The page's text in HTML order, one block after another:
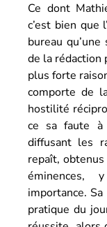
Ce dont
c’est bien que
bureau
de la
plus forte
comporte de
hostilité
ce sa faute
diffusant les
repaît,
éminences,
importance.
pratique du